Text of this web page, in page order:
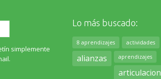
simplemente
Lo más buscado:
8 aprendizajes actividades
alianzas aprendizajes
articulacion